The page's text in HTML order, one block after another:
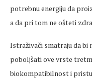
potrebnu energiju da
a da pri tom ne ošteti
Istraživači smatraju da bi
poboljšati ove vrste
biokompatibilnost i